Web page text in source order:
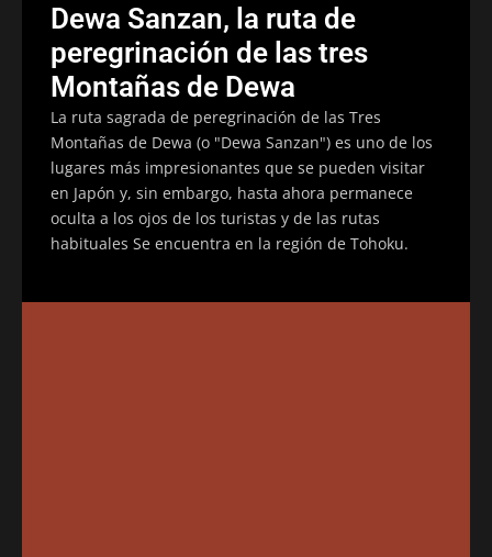
Dewa Sanzan, la ruta de
peregrinación de las tres
Montañas de Dewa
La ruta sagrada de peregrinación de las Tres
Montañas de Dewa (o "Dewa Sanzan") es uno de los
lugares más impresionantes que se pueden visitar
en Japón y, sin embargo, hasta ahora permanece
oculta a los ojos de los turistas y de las rutas
habituales Se encuentra en la región de Tohoku.